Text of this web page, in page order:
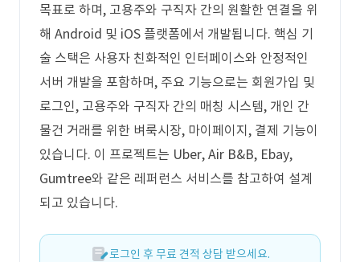
목표로 하며, 고용주와 구직자 간의 원활한 연결을 위
해 Android 및 iOS 플랫폼에서 개발됩니다. 핵심 기
술 스택은 사용자 친화적인 인터페이스와 안정적인
서버 개발을 포함하며, 주요 기능으로는 회원가입 및
로그인, 고용주와 구직자 간의 매칭 시스템, 개인 간
물건 거래를 위한 벼룩시장, 마이페이지, 결제 기능이
있습니다. 이 프로젝트는 Uber, Air B&B, Ebay,
Gumtree와 같은 레퍼런스 서비스를 참고하여 설계
되고 있습니다.
로그인 후 무료 견적 상담 받으세요.